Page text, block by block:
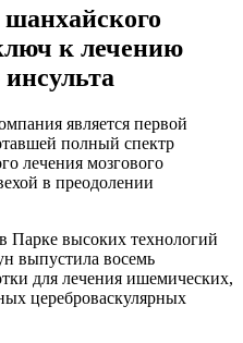
шанхайского
к лечению
инсульта
является первой
полный спектр
лечения мозгового
в преодолении
Парке высоких технологий
выпустила восемь
для лечения ишемических,
цереброваскулярных